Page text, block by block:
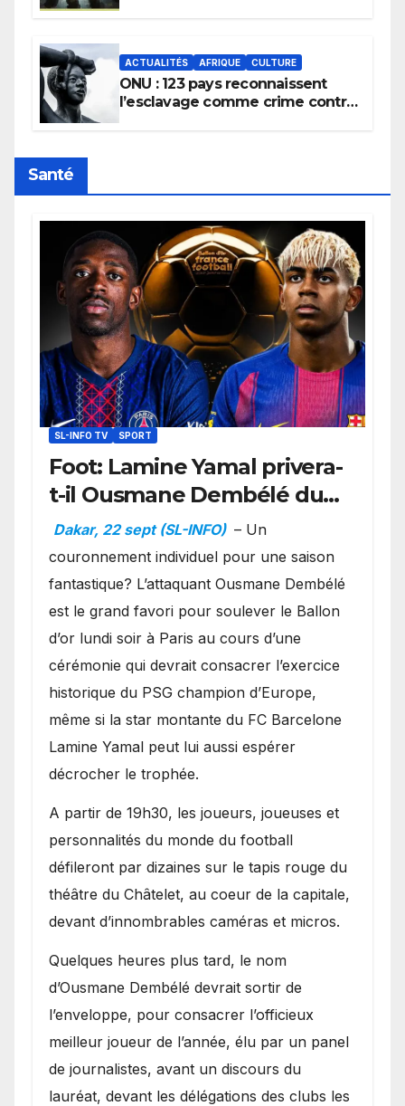
ACTUALITÉS AFRIQUE CULTURE
ONU : 123 pays reconnaissent
l’esclavage comme crime contre
Santé
SL-INFO TV SPORT
Foot: Lamine Yamal privera-
t-il Ousmane Dembélé du
Ballon d’or ?
Dakar, 22 sept (SL-INFO) – Un
couronnement individuel pour une saison
fantastique? L’attaquant Ousmane Dembélé
est le grand favori pour soulever le Ballon
d’or lundi soir à Paris au cours d’une
cérémonie qui devrait consacrer l’exercice
historique du PSG champion d’Europe,
même si la star montante du FC Barcelone
Lamine Yamal peut lui aussi espérer
décrocher le trophée.
A partir de 19h30, les joueurs, joueuses et
personnalités du monde du football
défileront par dizaines sur le tapis rouge du
théâtre du Châtelet, au coeur de la capitale,
devant d’innombrables caméras et micros.
Quelques heures plus tard, le nom
d’Ousmane Dembélé devrait sortir de
l’enveloppe, pour consacrer l’officieux
meilleur joueur de l’année, élu par un panel
de journalistes, avant un discours du
lauréat, devant les délégations des clubs les